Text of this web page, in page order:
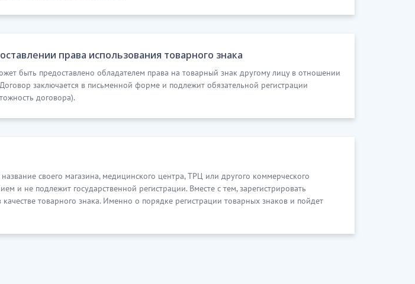
права использования товарного знака
быть предоставлено обладателем права на товарный знак другому лицу в отношении
заключается в письменной форме и подлежит обязательной регистрации
договора).
своего магазина, медицинского центра, ТРЦ или другого коммерческого
и не подлежит государственной регистрации. Вместе с тем, зарегистрировать
товарного знака. Именно о порядке регистрации товарных знаков и пойдет